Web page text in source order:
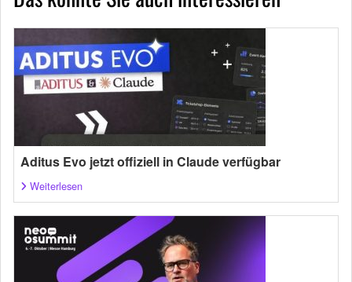
Aditus Evo jetzt offiziell in Claude verfügbar
Weiterlesen